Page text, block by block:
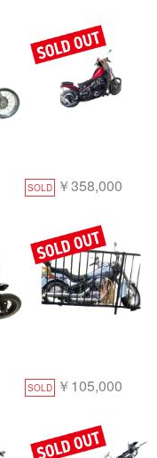
SOLD ￥358,000
SOLD ￥105,000